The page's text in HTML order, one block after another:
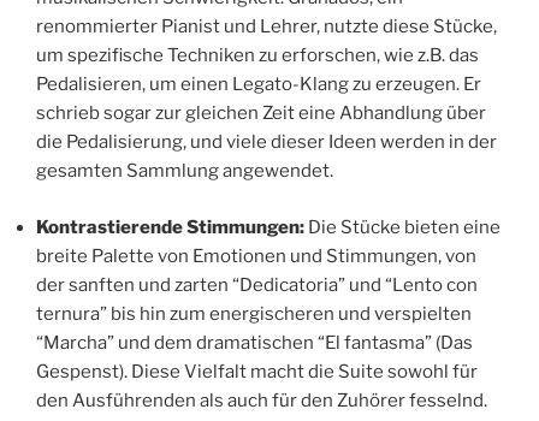
renommierter Pianist und Lehrer, nutzte diese Stücke,
um spezifische Techniken zu erforschen, wie z.B. das
Pedalisieren, um einen Legato-Klang zu erzeugen. Er
schrieb sogar zur gleichen Zeit eine Abhandlung über
die Pedalisierung, und viele dieser Ideen werden in der
gesamten Sammlung angewendet.
Kontrastierende Stimmungen: Die Stücke bieten eine
breite Palette von Emotionen und Stimmungen, von
der sanften und zarten “Dedicatoria” und “Lento con
ternura” bis hin zum energischeren und verspielten
“Marcha” und dem dramatischen “El fantasma” (Das
Gespenst). Diese Vielfalt macht die Suite sowohl für
den Ausführenden als auch für den Zuhörer fesselnd.